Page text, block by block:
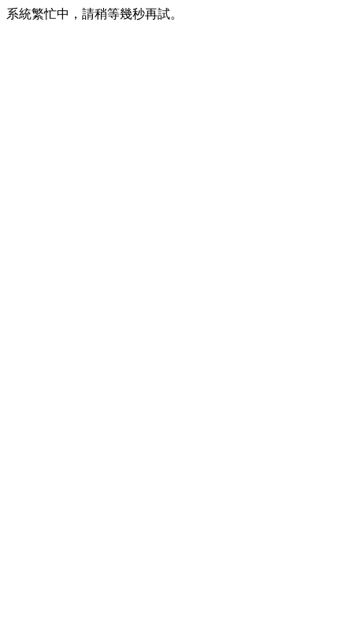
系統繁忙中，請稍等幾秒再試。